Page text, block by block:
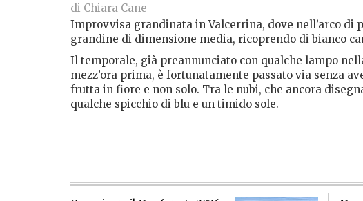
di Chiara Cane
Improvvisa grandinata in Valcerrina, dove nell’arco
grandine di dimensione media, ricoprendo di bianco
Il temporale, già preannunciato con qualche lampo
mezz’ora prima, è fortunatamente passato via senza
frutta in fiore e non solo. Tra le nubi, che ancora
qualche spicchio di blu e un timido sole.